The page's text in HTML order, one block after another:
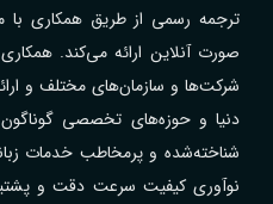
ترجمه رسمی از طریق همکاری با
صورت آنلاین ارائه می‌کند.
دنیا و حوزه‌های تخصصی
شناخته‌شده و پرمخاطب خدمات
نوآوری کیفیت سرعت دقت و